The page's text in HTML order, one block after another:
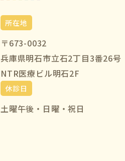
所在地
〒673-0032
兵庫県明石市立石2丁目3番26号
NTR医療ビル明石2F
休診日
土曜午後・日曜・祝日